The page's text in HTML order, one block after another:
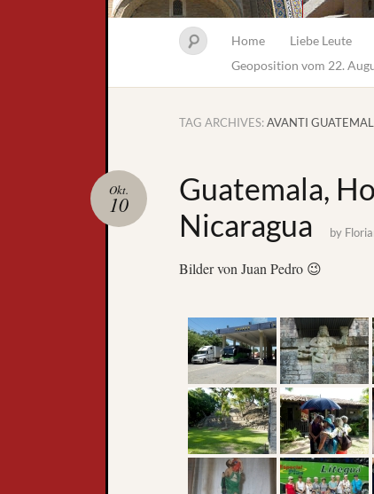
Home Liebe Leute
Geoposition vom 22.
TAG ARCHIVES:AVANTI
Guatemala,
Nicaragua
Okt.
10
by
Bilder von Juan Pedro 😉